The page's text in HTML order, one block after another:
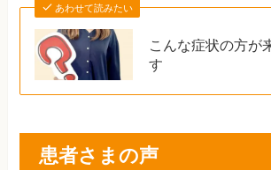
あわせて読みたい
こんな症状の方が
す
患者さまの声